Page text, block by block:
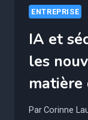
ENTREPRISE
IA et
les
matière
ParCorinne